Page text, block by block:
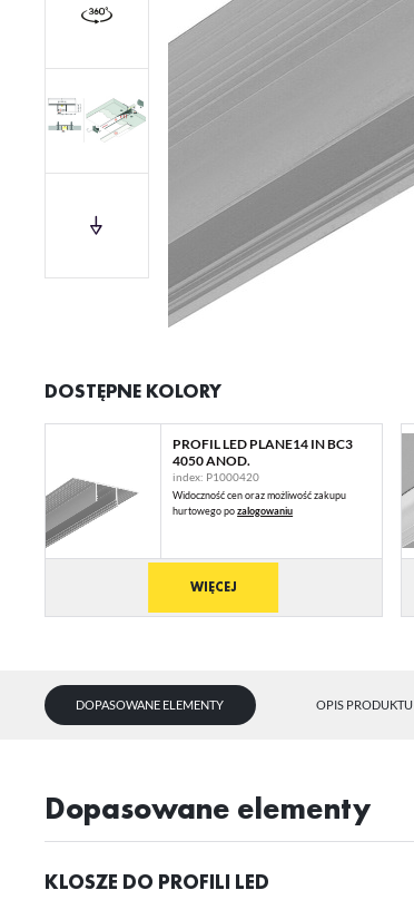
DOSTĘPNE KOLORY
PROFIL LED PLANE14 IN BC3
4050 ANOD.
index: P1000420
Widoczność cen oraz możliwość zakupu
hurtowego pozalogowaniu
WIĘCEJ
DOPASOWANE ELEMENTY OPIS PRODUKTU
dopasowane elementy
KLOSZE DO PROFILI LED